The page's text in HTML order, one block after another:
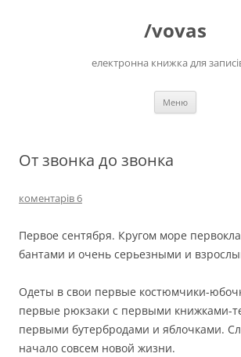
/vovas
електронна книжка для
Меню
От звонка до звонка
коментарів 6
Первое сентября. Кругом море
бантами и очень серьезными и
Одеты в свои первые костюмчики-
первые рюкзаки с первыми книжками-
первыми бутербродами и яблочками.
начало совсем новой жизни.